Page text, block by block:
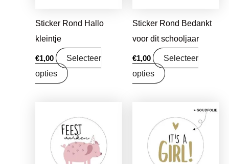
Sticker Rond Hallo
kleintje
€1,00
Selecteer
opties
Sticker Rond Bedankt
voor dit schooljaar
€1,00
Selecteer
opties